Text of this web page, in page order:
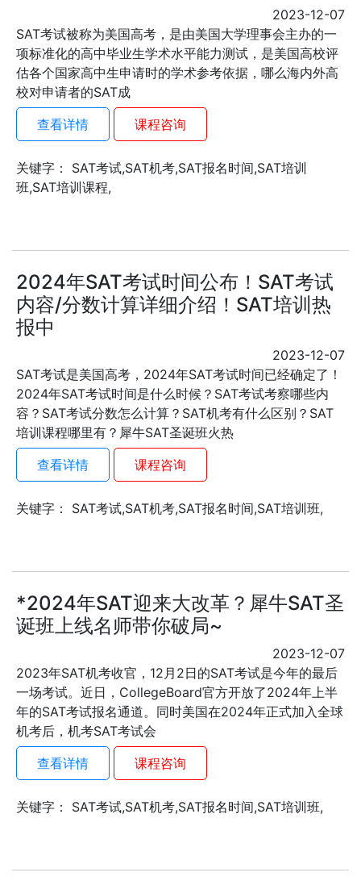
2023-12-07
SAT考试被称为美国高考，是由美国大学理事会主办的一
项标准化的高中毕业生学术水平能力测试，是美国高校评
估各个国家高中生申请时的学术参考依据，哪么海内外高
校对申请者的SAT成
查看详情
课程咨询
关键字： SAT考试,SAT机考,SAT报名时间,SAT培训
班,SAT培训课程,
2024年SAT考试时间公布！SAT考试
内容/分数计算详细介绍！SAT培训热
报中
2023-12-07
SAT考试是美国高考，2024年SAT考试时间已经确定了！
2024年SAT考试时间是什么时候？SAT考试考察哪些内
容？SAT考试分数怎么计算？SAT机考有什么区别？SAT
培训课程哪里有？犀牛SAT圣诞班火热
查看详情
课程咨询
关键字： SAT考试,SAT机考,SAT报名时间,SAT培训班,
*2024年SAT迎来大改革？犀牛SAT圣
诞班上线名师带你破局~
2023-12-07
2023年SAT机考收官，12月2日的SAT考试是今年的最后
一场考试。近日，CollegeBoard官方开放了2024年上半
年的SAT考试报名通道。同时美国在2024年正式加入全球
机考后，机考SAT考试会
查看详情
课程咨询
关键字： SAT考试,SAT机考,SAT报名时间,SAT培训班,